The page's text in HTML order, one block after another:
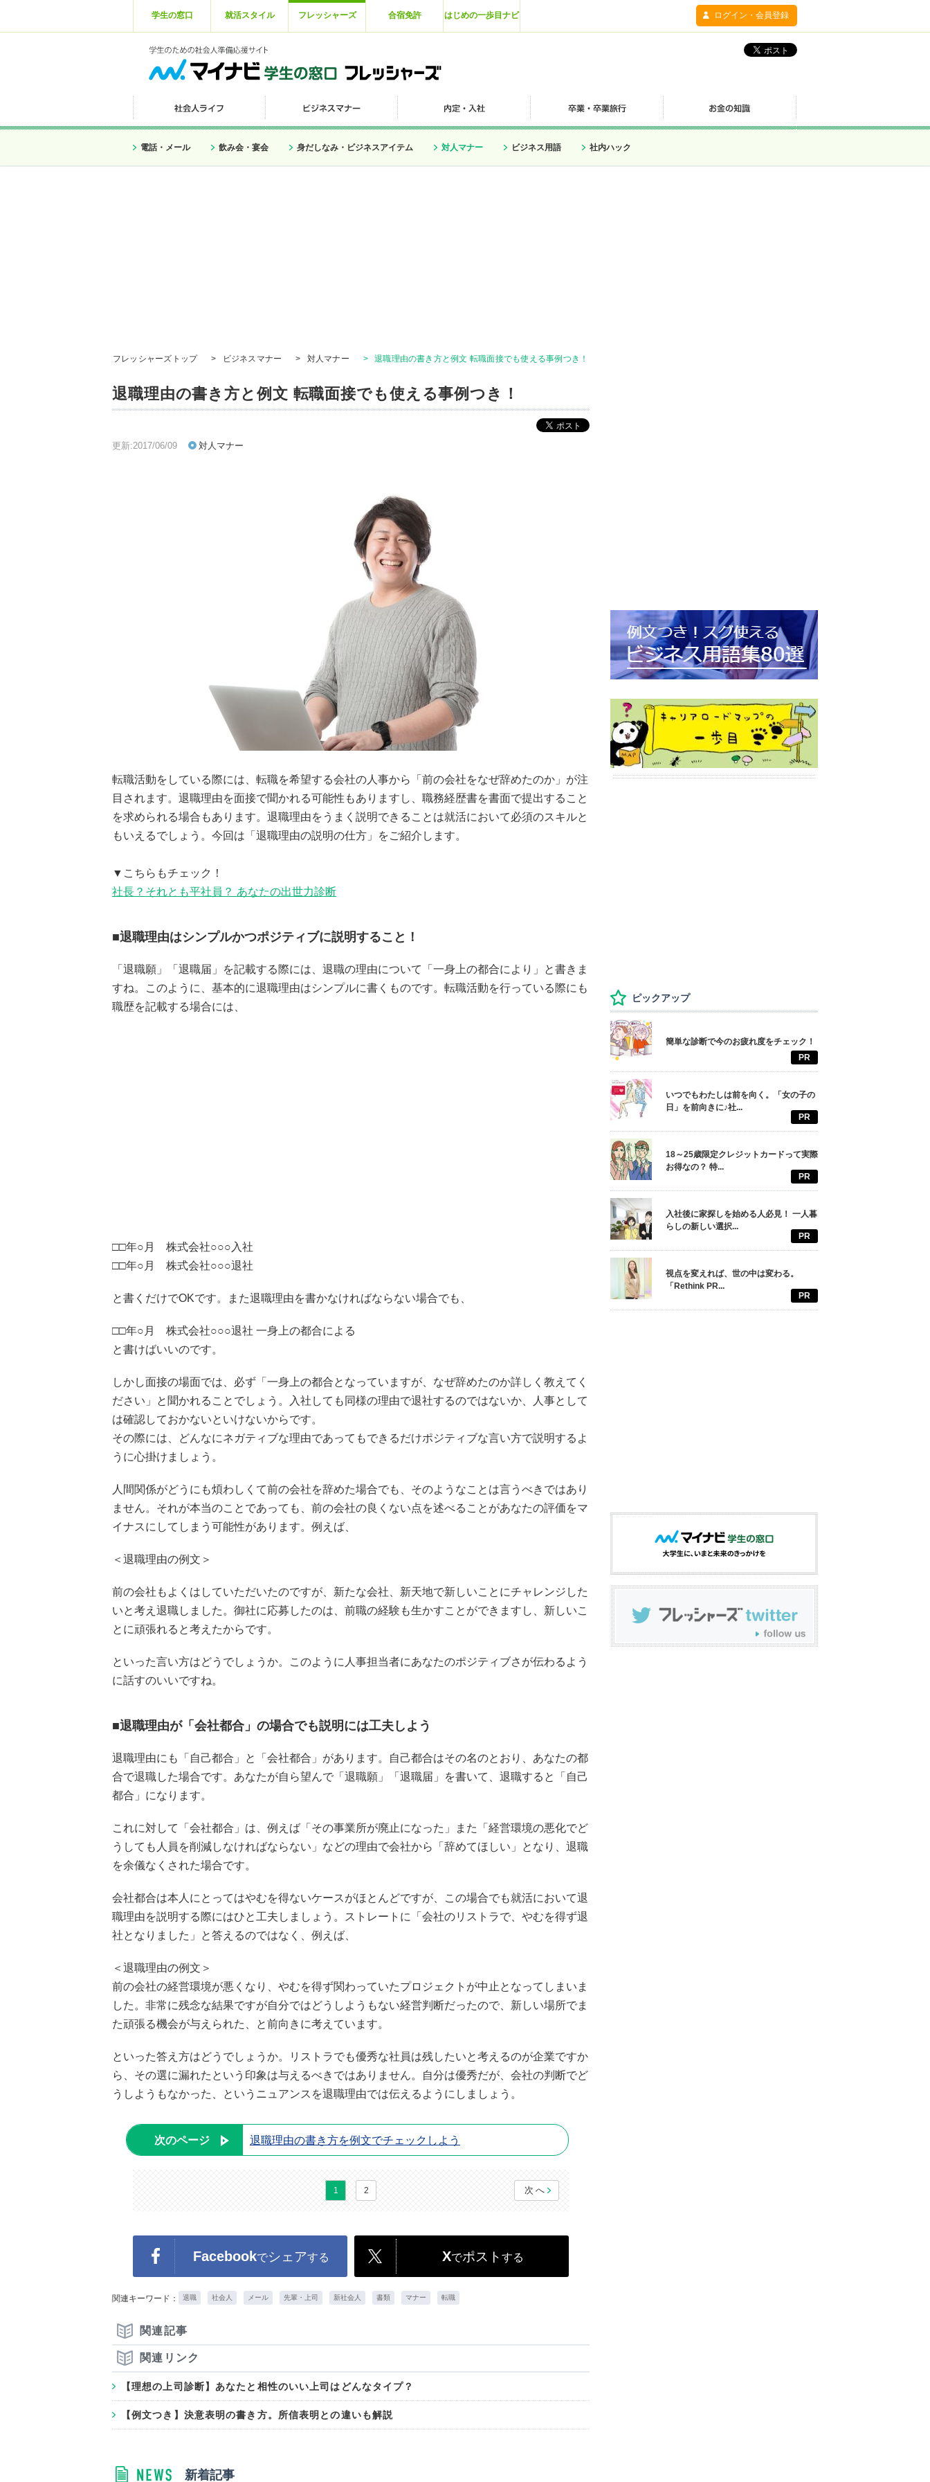
学生の窓口 就活スタイル フレッシャーズ 合宿免許 はじめの一歩目ナビ ログイン・会員登録
電話・メール 飲み会・宴会 身だしなみ・ビジネスアイテム 対人マナー ビジネス用語 社内ハック
フレッシャーズトップ > ビジネスマナー > 対人マナー > 退職理由の書き方と例文 転職面接でも使える事例つき！
退職理由の書き方と例文 転職面接でも使える事例つき！
更新:2017/06/09 対人マナー
転職活動をしている際には、転職を希望する会社の人事から「前の会社をなぜ辞めたのか」が注
目されます。退職理由を面接で聞かれる可能性もありますし、職務経歴書を書面で提出すること
を求められる場合もあります。退職理由をうまく説明できることは就活において必須のスキルと
もいえるでしょう。今回は「退職理由の説明の仕方」をご紹介します。
▼こちらもチェック！
社長？それとも平社員？ あなたの出世力診断
■退職理由はシンプルかつポジティブに説明すること！
「退職願」「退職届」を記載する際には、退職の理由について「一身上の都合により」と書きま
すね。このように、基本的に退職理由はシンプルに書くものです。転職活動を行っている際にも
職歴を記載する場合には、
□□年○月 株式会社○○○入社
□□年○月 株式会社○○○退社
と書くだけでOKです。また退職理由を書かなければならない場合でも、
□□年○月 株式会社○○○退社 一身上の都合による
と書けばいいのです。
しかし面接の場面では、必ず「一身上の都合となっていますが、なぜ辞めたのか詳しく教えてく
ださい」と聞かれることでしょう。入社しても同様の理由で退社するのではないか、人事として
は確認しておかないといけないからです。
その際には、どんなにネガティブな理由であってもできるだけポジティブな言い方で説明するよ
うに心掛けましょう。
人間関係がどうにも煩わしくて前の会社を辞めた場合でも、そのようなことは言うべきではあり
ません。それが本当のことであっても、前の会社の良くない点を述べることがあなたの評価をマ
イナスにしてしまう可能性があります。例えば、
＜退職理由の例文＞
前の会社もよくはしていただいたのですが、新たな会社、新天地で新しいことにチャレンジした
いと考え退職しました。御社に応募したのは、前職の経験も生かすことができますし、新しいこ
とに頑張れると考えたからです。
といった言い方はどうでしょうか。このように人事担当者にあなたのポジティブさが伝わるよう
に話すのいいですね。
■退職理由が「会社都合」の場合でも説明には工夫しよう
退職理由にも「自己都合」と「会社都合」があります。自己都合はその名のとおり、あなたの都
合で退職した場合です。あなたが自ら望んで「退職願」「退職届」を書いて、退職すると「自己
都合」になります。
これに対して「会社都合」は、例えば「その事業所が廃止になった」また「経営環境の悪化でど
うしても人員を削減しなければならない」などの理由で会社から「辞めてほしい」となり、退職
を余儀なくされた場合です。
会社都合は本人にとってはやむを得ないケースがほとんどですが、この場合でも就活において退
職理由を説明する際にはひと工夫しましょう。ストレートに「会社のリストラで、やむを得ず退
社となりました」と答えるのではなく、例えば、
＜退職理由の例文＞
前の会社の経営環境が悪くなり、やむを得ず関わっていたプロジェクトが中止となってしまいま
した。非常に残念な結果ですが自分ではどうしようもない経営判断だったので、新しい場所でま
た頑張る機会が与えられた、と前向きに考えています。
といった答え方はどうでしょうか。リストラでも優秀な社員は残したいと考えるのが企業ですか
ら、その選に漏れたという印象は与えるべきではありません。自分は優秀だが、会社の判断でど
うしようもなかった、というニュアンスを退職理由では伝えるようにしましょう。
次のページ 退職理由の書き方を例文でチェックしよう
1 2 次へ
Facebookでシェアする Xでポスト する
関連キーワード： 退職 社会人 メール 先輩・上司 新社会人 書類 マナー 転職
関連記事
関連リンク
【理想の上司診断】あなたと相性のいい上司はどんなタイプ？
【例文つき】決意表明の書き方。所信表明との違いも解説
新着記事
ピックアップ
簡単な診断で今のお疲れ度をチェック！
PR
いつでもわたしは前を向く。「女の子の
日」を前向きに♪社...
PR
18～25歳限定クレジットカードって実際
お得なの？ 特...
PR
入社後に家探しを始める人必見！ 一人暮
らしの新しい選択...
PR
視点を変えれば、世の中は変わる。
「Rethink PR...
PR